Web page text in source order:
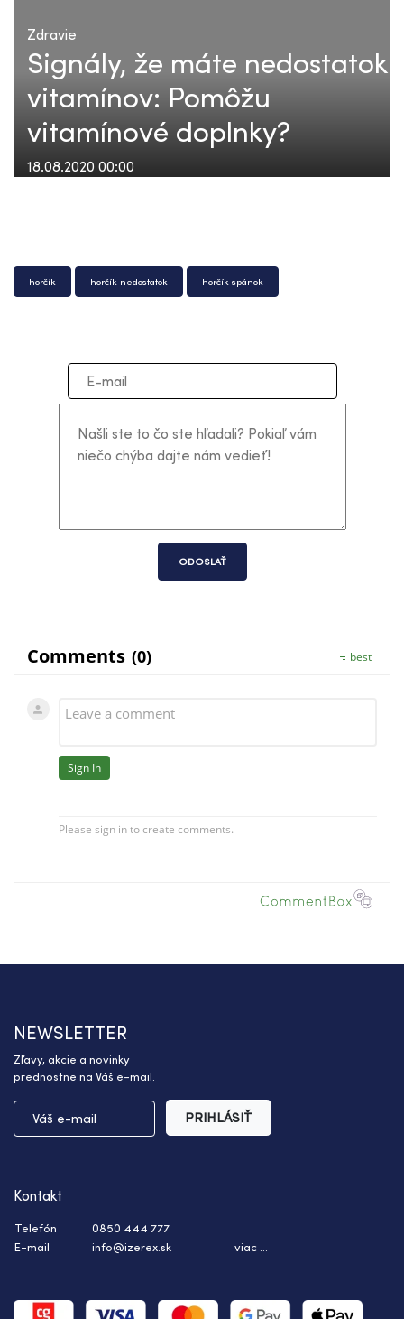
Zdravie
Signály, že máte nedostatok
vitamínov: Pomôžu
vitamínové doplnky?
18.08.2020 00:00
horčík horčík nedostatok horčík spánok
ODOSLAŤ
NEWSLETTER
Zľavy, akcie a novinky
prednostne na Váš e-mail.
PRIHLÁSIŤ
Kontakt
Telefón
0850 444 777
E-mail
info@izerex.sk viac ...